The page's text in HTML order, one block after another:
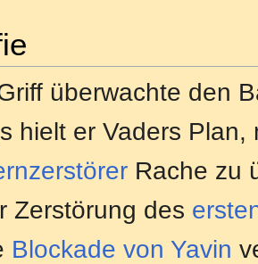
überwachte den
hielt er Vaders Plan,
Rache zu
Zerstörung des
Blockade von Yavin